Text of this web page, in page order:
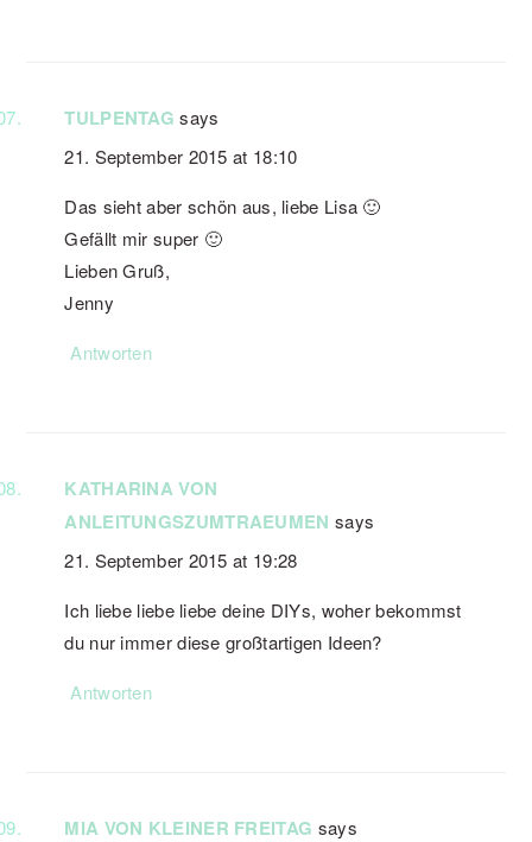
TULPENTAG says
21. September 2015 at 18:10
Das sieht aber schön aus, liebe Lisa 🙂
Gefällt mir super 🙂
Lieben Gruß,
Jenny
Antworten
KATHARINA VON
ANLEITUNGSZUMTRAEUMEN says
21. September 2015 at 19:28
Ich liebe liebe liebe deine DIYs, woher bekommst
du nur immer diese großtartigen Ideen?
Antworten
MIA VON KLEINER FREITAG says